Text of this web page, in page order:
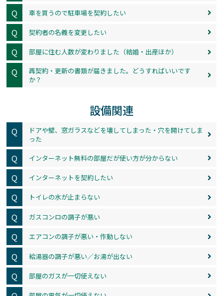
Q 車を買うので駐車場を契約したい
Q 契約者の名義を変更したい
Q 部屋に住む人数が変わりました（結婚・出産ほか）
Q
再契約・更新の書類が届きました。どうすればいいです
か？
設備関連
Q
ドアや壁、窓ガラスなどを壊してしまった・穴を開けてしま
った
Q インターネット無料の部屋だが使い方が分からない
Q インターネットを契約したい
Q トイレの水が止まらない
Q ガスコンロの調子が悪い
Q エアコンの調子が悪い・作動しない
Q 給湯器の調子が悪い／お湯が出ない
Q 部屋のガスが一切使えない